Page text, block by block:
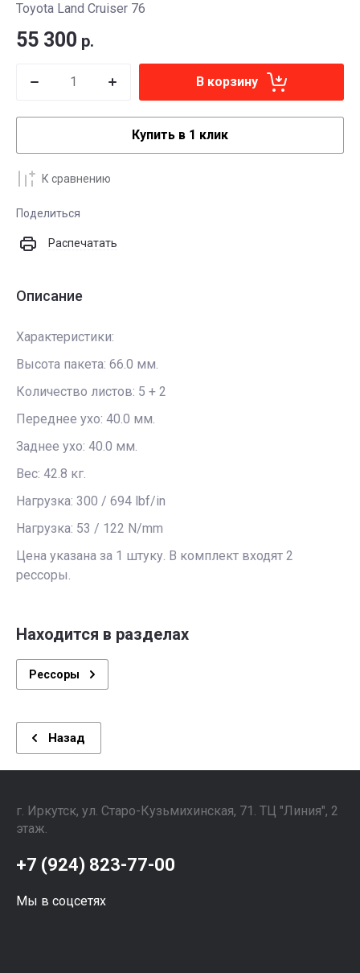
Toyota Land Cruiser 76
55 300 р.
В корзину
Купить в 1 клик
К сравнению
Поделиться
Распечатать
Описание
Характеристики:
Высота пакета: 66.0 мм.
Количество листов: 5 + 2
Переднее ухо: 40.0 мм.
Заднее ухо: 40.0 мм.
Вес: 42.8 кг.
Нагрузка: 300 / 694 lbf/in
Нагрузка: 53 / 122 N/mm
Цена указана за 1 штуку. В комплект входят 2
рессоры.
Находится в разделах
Рессоры
Назад
г. Иркутск, ул. ​Старо-Кузьмихинская, 71. ТЦ "Линия", 2
этаж. ⠀⠀⠀⠀⠀⠀⠀⠀⠀⠀
+7 (924) 823-77-00
Мы в соцсетях